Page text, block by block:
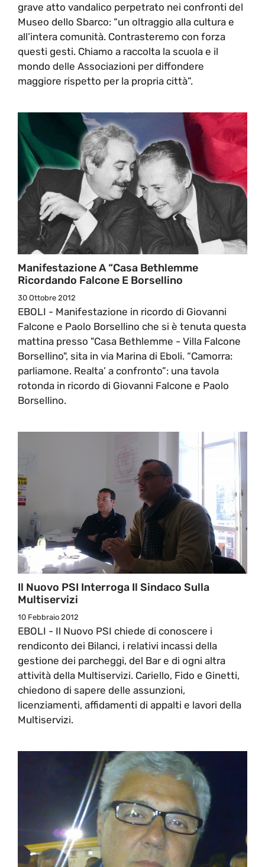
grave atto vandalico perpetrato nei confronti del
Museo dello Sbarco: “un oltraggio alla cultura e
all’intera comunità. Contrasteremo con forza
questi gesti. Chiamo a raccolta la scuola e il
mondo delle Associazioni per diffondere
maggiore rispetto per la propria città”.
Manifestazione A “Casa Bethlemme
Ricordando Falcone E Borsellino
30 Ottobre 2012
EBOLI - Manifestazione in ricordo di Giovanni
Falcone e Paolo Borsellino che si è tenuta questa
mattina presso "Casa Bethlemme - Villa Falcone
Borsellino", sita in via Marina di Eboli. “Camorra:
parliamone. Realta’ a confronto”: una tavola
rotonda in ricordo di Giovanni Falcone e Paolo
Borsellino.
Il Nuovo PSI Interroga Il Sindaco Sulla
Multiservizi
10 Febbraio 2012
EBOLI - Il Nuovo PSI chiede di conoscere i
rendiconto dei Bilanci, i relativi incassi della
gestione dei parcheggi, del Bar e di ogni altra
attività della Multiservizi. Cariello, Fido e Ginetti,
chiedono di sapere delle assunzioni,
licenziamenti, affidamenti di appalti e lavori della
Multiservizi.